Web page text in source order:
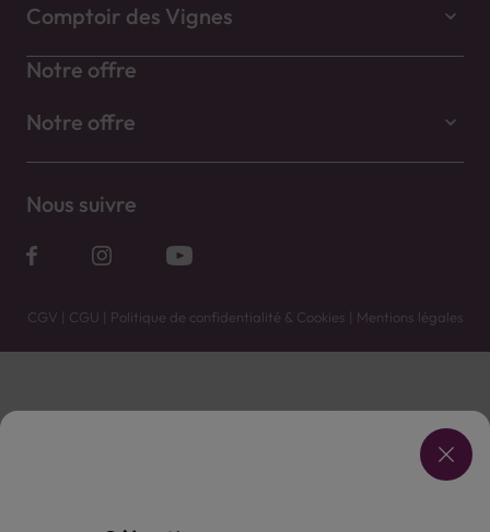
Comptoir des Vignes
Notre offre
Notre offre
Nous suivre
CGV | CGU | Politique de confidentialité & Cookies | Mentions légales
Vente uniquement en caves. Contactez votre caviste pour plus de renseignements.
L'ABUS D'ALCOOL EST DANGEREUX POUR LA SANTÉ, À CONSOMMER AVEC MODÉRATION.